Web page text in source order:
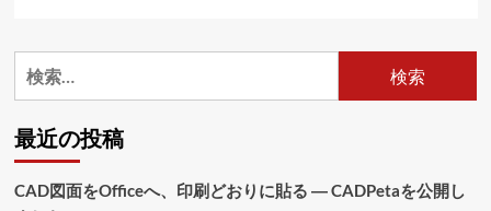
予
レ
ス
振
検
索:
最近の投稿
CAD図面をOfficeへ、印刷どおりに貼る ― CADPetaを公開し